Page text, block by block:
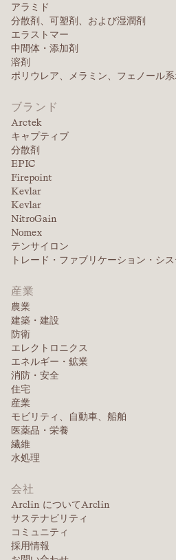
アラミド
分散剤、可塑剤、および湿潤剤
エラストマー
中間体・添加剤
溶剤
ポリウレア、メラミン、フェノール
ブランド
Arctek
キャプティブ
分散剤
EPIC
Firepoint
Kevlar
Kevlar
NitroGain
Nomex
テンサイロン
トレード・ファブリケーション・シ
産業
農業
建築・建設
防衛
エレクトロニクス
エネルギー・鉱業
消防・安全
住宅
産業
モビリティ、自動車、船舶
医薬品・栄養
繊維
水処理
会社
Arclin についてArclin
サステナビリティ
コミュニティ
採用情報